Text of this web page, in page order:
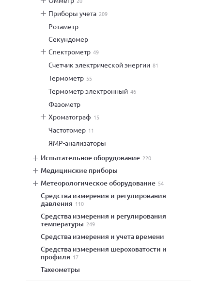
приборы учета 209
ротаметр
секундомер
спектрометр 49
счетчик электрической энергии 81
термометр 55
термометр электронный 46
фазометр
хроматограф 15
частотомер 11
ЯМР-анализаторы
испытательное оборудование 220
медицинские приборы
метеорологическое оборудование 54
средства измерения и регулирования
давления 110
средства измерения и регулирования
температуры 249
средства измерения и учета времени
средства измерения шероховатости и
профиля 17
тахеометры